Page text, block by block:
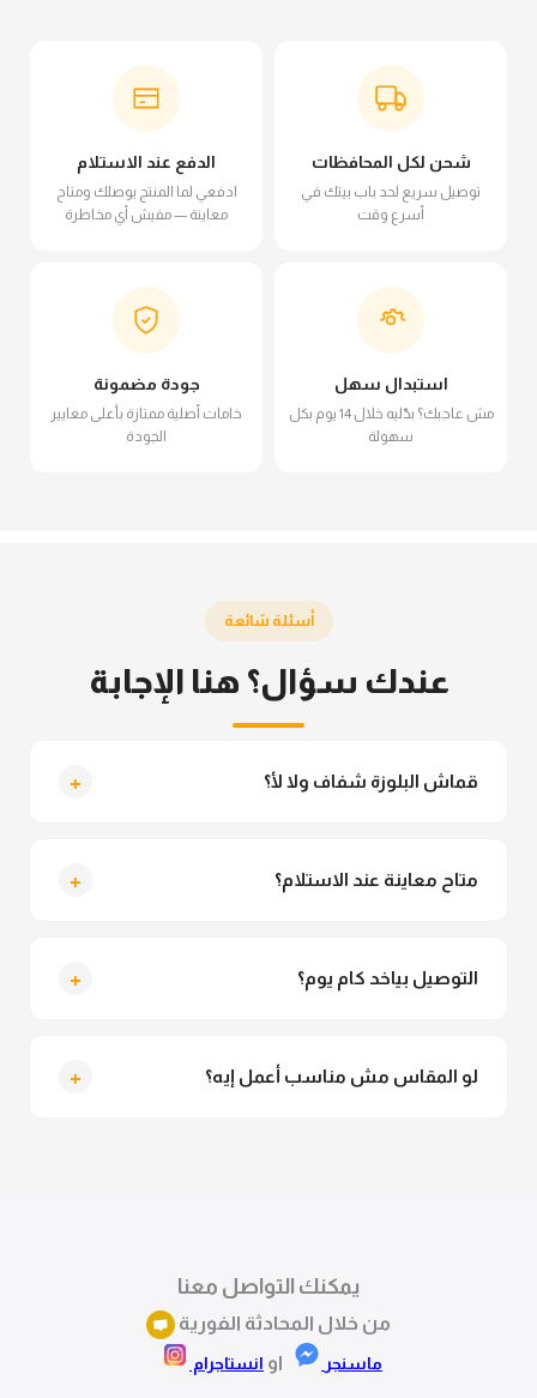
شحن لكل المحافظات
توصيل سريع لحد باب بيتك في
أسرع وقت
الدفع عند الاستلام
ادفعي لما المنتج يوصلك ومتاح
معاينة — مفيش أي مخاطرة
استبدال سهل
مش عاجبك؟ بدّليه خلال 14 يوم بكل
سهولة
جودة مضمونة
خامات أصلية ممتازة بأعلى معايير
الجودة
أسئلة شائعة
عندك سؤال؟ هنا الإجابة
قماش البلوزة شفاف ولا لأ؟ +
متاح معاينة عند الاستلام؟ +
التوصيل بياخد كام يوم؟ +
لو المقاس مش مناسب أعمل إيه؟ +
يمكنك التواصل معنا
من خلال المحادثة الفورية
ماسنجر او انستاجرام